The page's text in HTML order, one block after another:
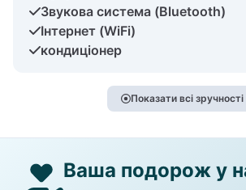
Звукова система (Bluetooth)
Інтернет (WiFi)
кондиціонер
Показати всі зручності
Ваша подорож у